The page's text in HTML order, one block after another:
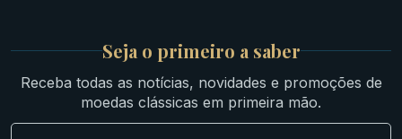
Ibéricas
Lotes Grandes
Material Numismático
NGC e NNC Encapsuladas
Seja o primeiro a saber
Receba todas as notícias, novidades e promoções de
moedas clássicas em primeira mão.